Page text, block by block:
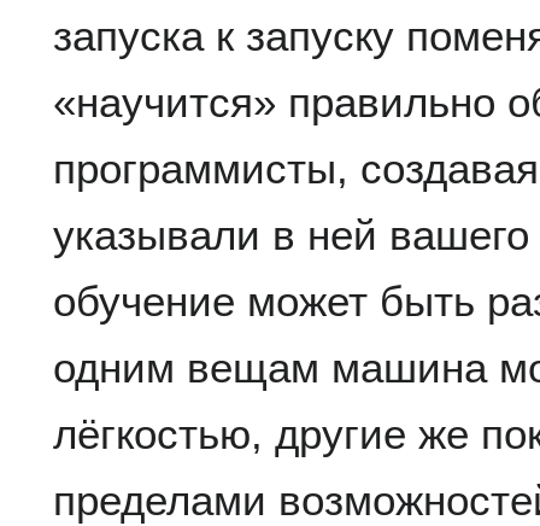
запуска к запуску
«научится» правильно
программисты,
указывали в ней
обучение может быть
одним вещам машина
лёгкостью, другие же
пределами